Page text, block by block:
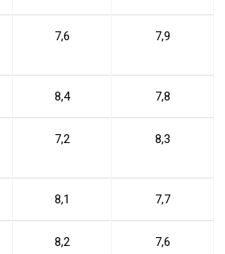
7,6 7,9
8,4 7,8
7,2 8,3
8,1 7,7
8,2 7,6